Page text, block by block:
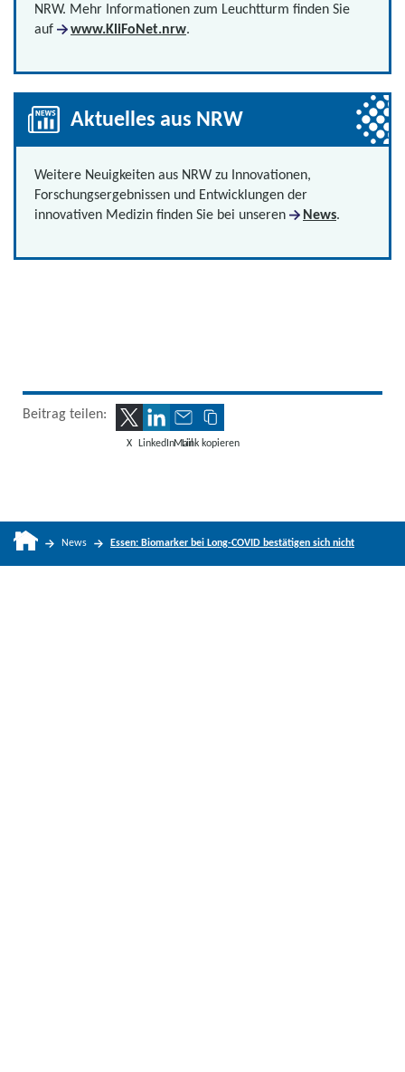
NRW. Mehr Informationen zum Leuchtturm finden Sie
auf
www.KliFoNet.nrw.
Aktuelles aus NRW
Weitere Neuigkeiten aus NRW zu Innovationen,
Forschungsergebnissen und Entwicklungen der
innovativen Medizin finden Sie bei unseren
News.
Beitrag teilen:
X LinkedInMailLink kopieren
News Essen: Biomarker bei Long-COVID bestätigen sich nicht